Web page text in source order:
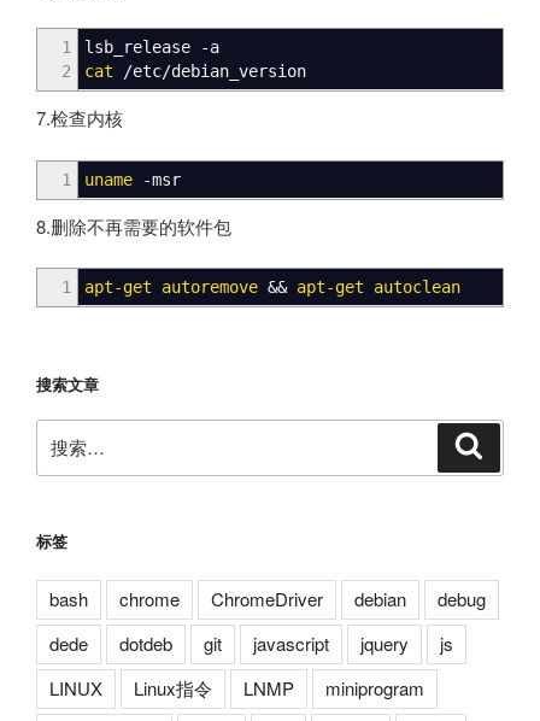
1
2
lsb_release
-a
cat
/etc/debian_version
7.检查内核
1 uname -msr
8.删除不再需要的软件包
1 apt-get autoremove && apt-get autoclean
搜索文章
索：
标签
bash chrome ChromeDriver debian
debug
dede
dotdeb git javascript jquery
js
LINUX
Linux指令 LNMP
miniprogram